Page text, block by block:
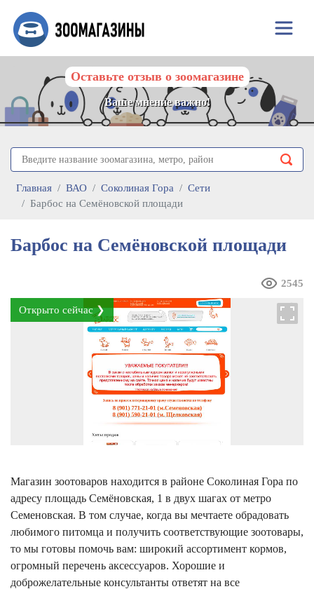
Оставьте отзыв о зоомагазине
Ваше мнение важно!
Главная ВАО Соколиная Гора
Сети
Барбос на Семёновской площади
Барбос на Семёновской площади
2545
Открыто сейчас ❯
Магазин зоотоваров находится в районе Соколиная Гора по
адресу площадь Семёновская, 1 в двух шагах от метро
Семеновская. В том случае, когда вы мечтаете обрадовать
любимого питомца и получить соответствующие зоотовары,
то мы готовы помочь вам: широкий ассортимент кормов,
огромный перечень аксессуаров. Хорошие и
доброжелательные консультанты ответят на все